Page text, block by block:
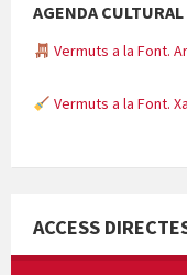
AGENDA CULTURAL
Vermuts a la Font.
Vermuts a la Font.
ACCESS